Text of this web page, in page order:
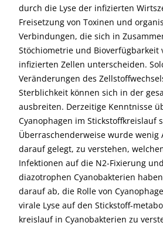
durch die Lyse der infizierten
Freisetzung von Toxinen und
Verbindungen, die sich in
Stöchiometrie und Bioverfügbarkeit
infizierten Zellen unterscheiden.
Veränderungen des
Sterblichkeit können sich in der
ausbreiten. Derzeitige Kenntnisse
Cyanophagen im Stickstoffkreislauf
Überraschenderweise wurde wenig
darauf gelegt, zu verstehen,
Infektionen auf die N2-Fixierung
diazotrophen Cyanobakterien
darauf ab, die Rolle von
virale Lyse auf den Stickstoff-
kreislauf in Cyanobakterien zu